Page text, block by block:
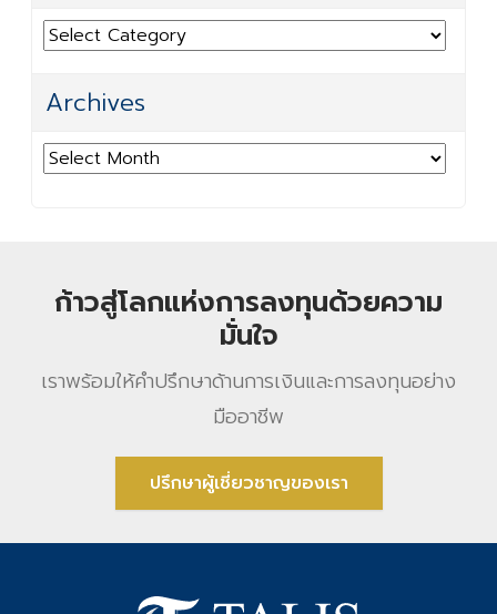
Categories
Archives
Archives
ก้าวสู่โลกแห่งการลงทุนด้วยความ
มั่นใจ
เราพร้อมให้คําปรึกษาด้านการเงินและการลงทุนอย่าง
มืออาชีพ
ปรึกษาผู้เชี่ยวชาญของเรา